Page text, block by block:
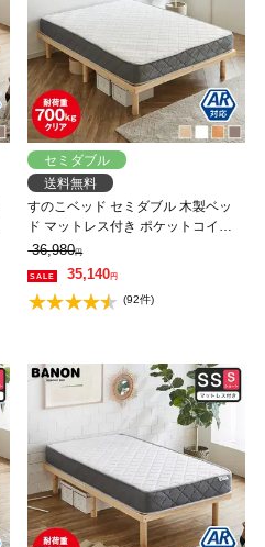
セミダブル
送料無料
すのこベッド セミダブル 木製ベッ
ド マットレス付き ポケットコイル
マットレス ふつう 組立簡単 ヘッド
レス 一人暮らし 北欧 低ホルムアル
デヒド バノン【AR】 【大型家具配
送】
36,980円
35,140円
(92件)